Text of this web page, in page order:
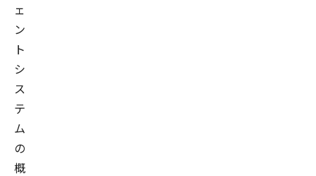
ェ
ン
ト
シ
ス
テ
ム
の
概